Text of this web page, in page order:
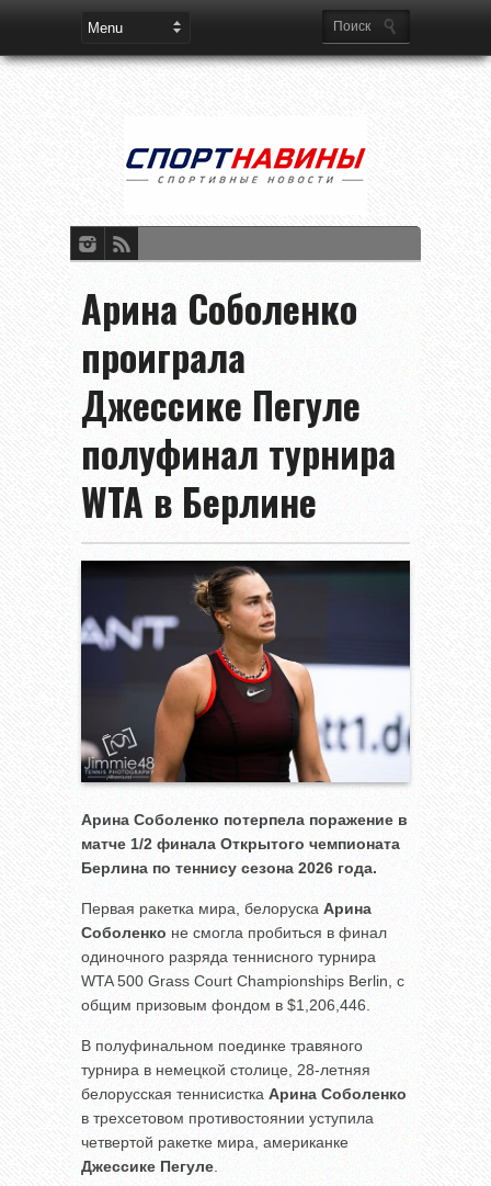
Арина Соболенко
проиграла
Джессике Пегуле
полуфинал турнира
WTA в Берлине
Арина Соболенко потерпела поражение в
матче 1/2 финала Открытого чемпионата
Берлина по теннису сезона 2026 года.
Первая ракетка мира, белоруска Арина
Соболенко не смогла пробиться в финал
одиночного разряда теннисного турнира
WTA 500 Grass Court Championships Berlin, с
общим призовым фондом в $1,206,446.
В полуфинальном поединке травяного
турнира в немецкой столице, 28-летняя
белорусская теннисистка Арина Соболенко
в трехсетовом противостоянии уступила
четвертой ракетке мира, американке
Джессике Пегуле